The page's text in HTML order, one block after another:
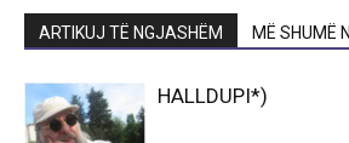
ARTIKUJ TË NGJASHËM MË SHUMË
HALLDUPI*)